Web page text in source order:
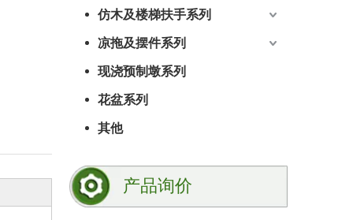
仿木及楼梯扶手系列
凉拖及摆件系列
现浇预制墩系列
花盆系列
其他
产品询价